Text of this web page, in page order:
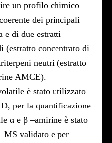
un profilo chimico
dei principali
e di due estratti
(estratto concentrato di
neutri (estratto
AMCE).
è stato utilizzato
per la quantificazione
α e β –amirine è stato
validato e per